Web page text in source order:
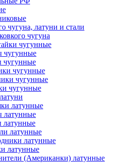
чугуна, латуни и стали
чугуна
чугунные
чугунные
чугунные
чугунные
чугунные
латунные
латунные
латунные
латунные
латунные
(Американки) латунные